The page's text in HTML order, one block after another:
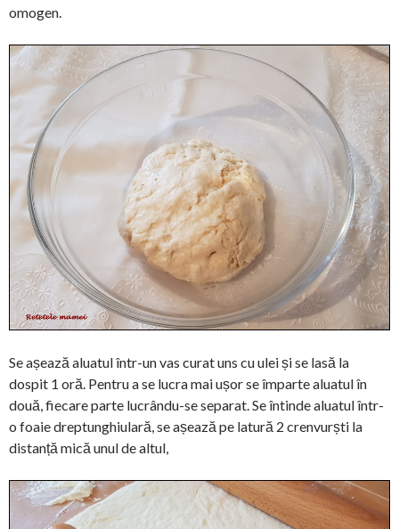
omogen.
Se așează aluatul într-un vas curat uns cu ulei și se lasă la
dospit 1 oră. Pentru a se lucra mai ușor se împarte aluatul în
două, fiecare parte lucrându-se separat. Se întinde aluatul într-
o foaie dreptunghiulară, se așează pe latură 2 crenvurști la
distanță mică unul de altul,